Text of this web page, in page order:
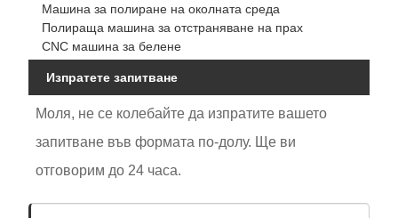
Машина за полиране на околната среда
Полираща машина за отстраняване на прах
CNC машина за белене
Изпратете запитване
Моля, не се колебайте да изпратите вашето
запитване във формата по-долу. Ще ви
отговорим до 24 часа.